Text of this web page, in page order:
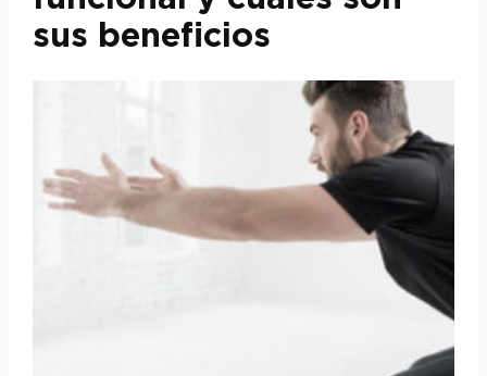
sus beneficios